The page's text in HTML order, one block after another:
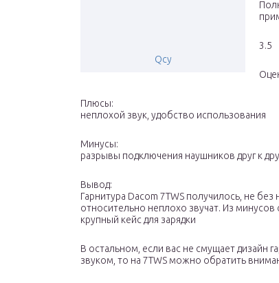
Qcy
3.5
Плюсы:
неплохой звук, удобство использования
Минусы:
разрывы подключения наушников друг к
Вывод:
Гарнитура Dacom 7TWS получилось, не
относительно неплохо звучат. Из
крупный кейс для зарядки
В остальном, если вас не смущает дизайн
звуком, то на 7TWS можно обратить